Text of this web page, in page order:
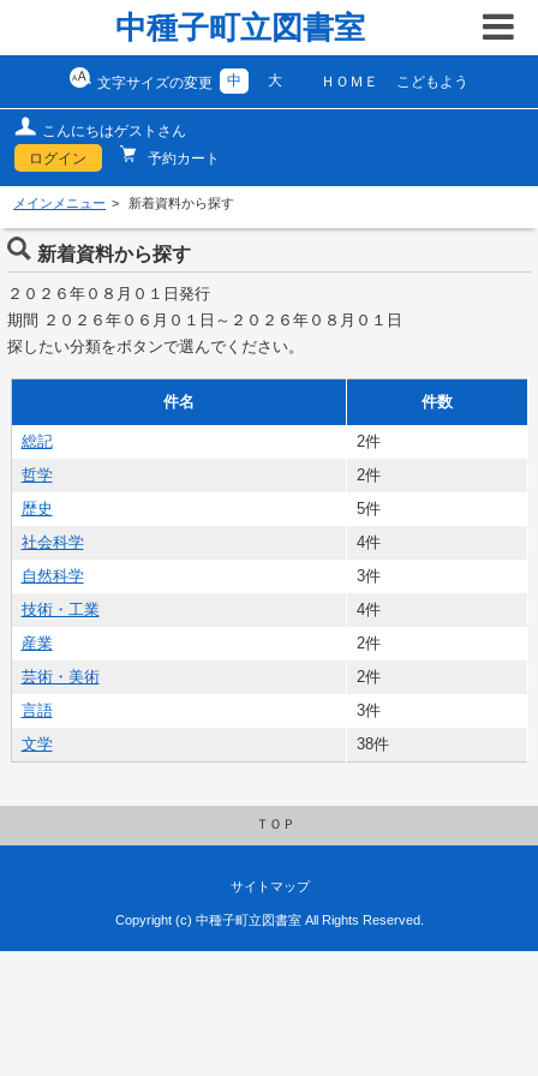
中種子町立図書室
文字サイズの変更 中 大 ＨＯＭＥ こどもよう
こんにちはゲストさん
ログイン
予約カート
メインメニュー 新着資料から探す
新着資料から探す
２０２６年０８月０１日発行
期間 ２０２６年０６月０１日～２０２６年０８月０１日
探したい分類をボタンで選んでください。
件名 件数
総記
2件
哲学
2件
歴史
5件
社会科学
4件
自然科学
3件
技術・工業
4件
産業
2件
芸術・美術
2件
言語
3件
文学
38件
ＴＯＰ
サイトマップ
Copyright (c) 中種子町立図書室 All Rights Reserved.